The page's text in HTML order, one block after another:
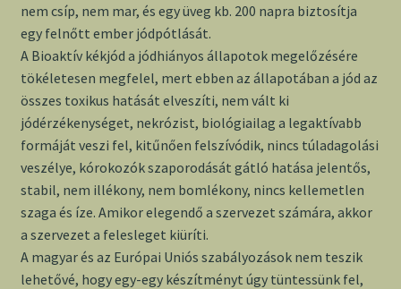
nem csíp, nem mar, és egy üveg kb. 200 napra biztosítja
egy felnőtt ember jódpótlását.
A Bioaktív kékjód a jódhiányos állapotok megelőzésére
tökéletesen megfelel, mert ebben az állapotában a jód az
összes toxikus hatását elveszíti, nem vált ki
jódérzékenységet, nekrózist, biológiailag a legaktívabb
formáját veszi fel, kitűnően felszívódik, nincs túladagolási
veszélye, kórokozók szaporodását gátló hatása jelentős,
stabil, nem illékony, nem bomlékony, nincs kellemetlen
szaga és íze. Amikor elegendő a szervezet számára, akkor
a szervezet a felesleget kiüríti.
A magyar és az Európai Uniós szabályozások nem teszik
lehetővé, hogy egy-egy készítményt úgy tüntessünk fel,